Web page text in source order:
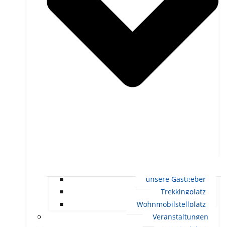
unsere Gastgeber
Trekkingplatz
Wohnmobilstellplatz
Veranstaltungen